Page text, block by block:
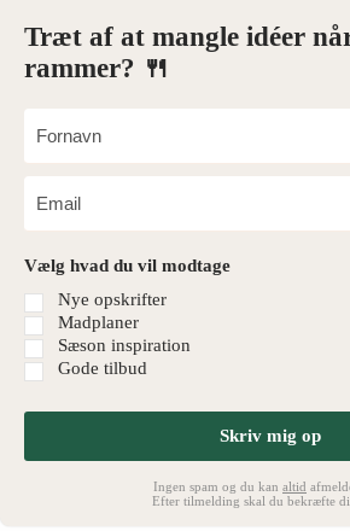
Træt af at mangle idéer
rammer? 🍴
Vælg hvad du vil modtage
Nye opskrifter
Madplaner
Sæson inspiration
Gode tilbud
Skriv mig op
Ingen spam og du kan altid
Efter tilmelding skal du bekræfte